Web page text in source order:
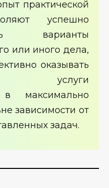
практической
успешно
варианты
или иного дела,
оказывать
услуги
в максимально
зависимости от
задач.